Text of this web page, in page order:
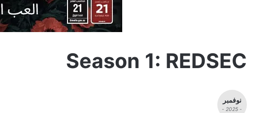
Season 1: REDSEC
نوفمبر
- 2025 -